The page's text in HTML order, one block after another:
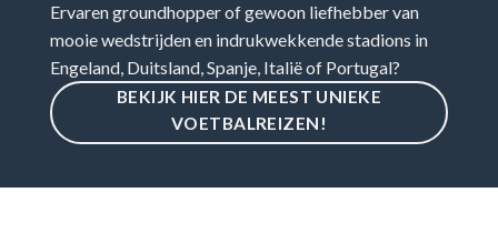
Ervaren groundhopper of gewoon liefhebber van
mooie wedstrijden en indrukwekkende stadions in
Engeland, Duitsland, Spanje, Italië of Portugal?
BEKIJK HIER DE MEEST UNIEKE
VOETBALREIZEN!